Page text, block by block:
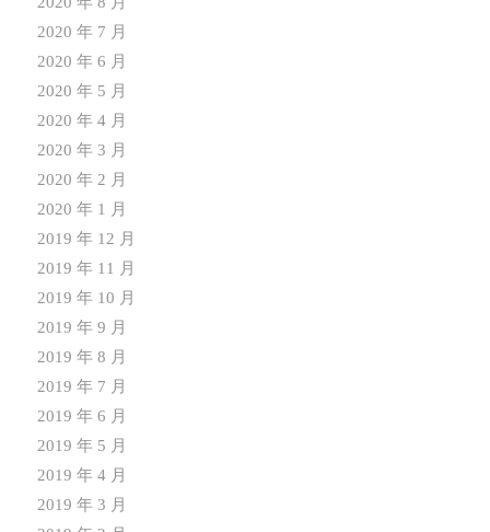
2020 年 7 月
2020 年 6 月
2020 年 5 月
2020 年 4 月
2020 年 3 月
2020 年 2 月
2020 年 1 月
2019 年 12 月
2019 年 11 月
2019 年 10 月
2019 年 9 月
2019 年 8 月
2019 年 7 月
2019 年 6 月
2019 年 5 月
2019 年 4 月
2019 年 3 月